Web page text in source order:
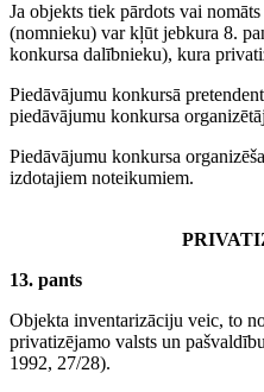
Ja objekts tiek pārdots vai
(nomnieku) var kļūt jebkura 8.
konkursa dalībnieku), kura
Piedāvājumu konkursā
piedāvājumu konkursa
Piedāvājumu konkursa
izdotajiem noteikumiem.
13. pants
Objekta inventarizāciju veic, to
privatizējamo valsts un
1992, 27/28).